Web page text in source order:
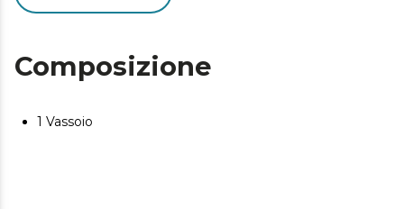
Composizione
1 Vassoio